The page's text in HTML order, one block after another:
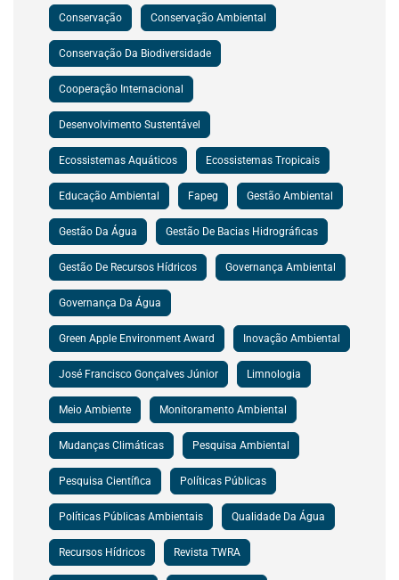
Conservação Conservação Ambiental
Conservação Da Biodiversidade
Cooperação Internacional
Desenvolvimento Sustentável
Ecossistemas Aquáticos Ecossistemas Tropicais
Educação Ambiental Fapeg Gestão Ambiental
Gestão Da Água Gestão De Bacias Hidrográficas
Gestão De Recursos Hídricos Governança Ambiental
Governança Da Água
Green Apple Environment Award Inovação Ambiental
José Francisco Gonçalves Júnior Limnologia
Meio Ambiente Monitoramento Ambiental
Mudanças Climáticas Pesquisa Ambiental
Pesquisa Científica Políticas Públicas
Políticas Públicas Ambientais Qualidade Da Água
Recursos Hídricos Revista TWRA